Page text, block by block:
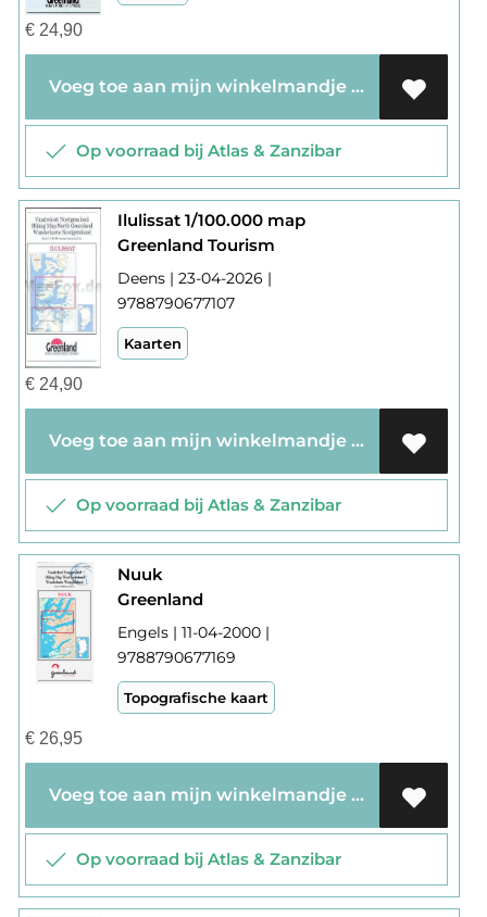
€24,90
Voeg toe aan mijn winkelmandje
Op voorraad bij Atlas & Zanzibar
Ilulissat 1/100.000 map
Greenland Tourism
Deens | 23-04-2026 |
9788790677107
Kaarten
€24,90
Voeg toe aan mijn winkelmandje
Op voorraad bij Atlas & Zanzibar
Nuuk
Greenland
Engels | 11-04-2000 |
9788790677169
Topografische kaart
€26,95
Voeg toe aan mijn winkelmandje
Op voorraad bij Atlas & Zanzibar